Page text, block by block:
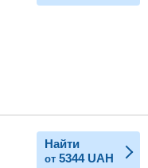
Найти
от 5344 UAH